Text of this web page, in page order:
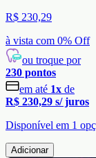
R$ 230,29
à vista com 0% Off
ou troque por
230 pontos
em até 1x de
R$ 230,29 s/ juros
Disponível em 1
Adicionar